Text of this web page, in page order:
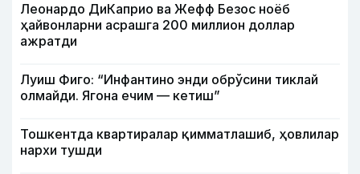
Леонардо ДиКаприо ва Жефф Безос ноёб
ҳайвонларни асрашга 200 миллион доллар
ажратди
Луиш Фиго: “Инфантино энди обрўсини тиклай
олмайди. Ягона ечим — кетиш”
Тошкентда квартиралар қимматлашиб, ҳовлилар
нархи тушди